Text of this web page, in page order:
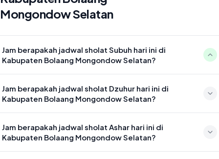
Mongondow Selatan
Jam berapakah jadwal sholat Subuh hari ini di
Kabupaten Bolaang Mongondow Selatan?
hari ini jatuh pada 04:28
Jam berapakah jadwal sholat Dzuhur hari ini di
Kabupaten Bolaang Mongondow Selatan?
hari ini jatuh pada 11:53
Jam berapakah jadwal sholat Ashar hari ini di
Kabupaten Bolaang Mongondow Selatan?